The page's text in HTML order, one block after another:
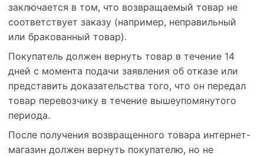
заключается в том, что возвращаемый товар не
соответствует заказу (например, неправильный
или бракованный товар).
Покупатель должен вернуть товар в течение 14
дней с момента подачи заявления об отказе или
представить доказательства того, что он передал
товар перевозчику в течение вышеупомянутого
периода.
После получения возвращенного товара интернет-
магазин должен вернуть покупателю, но не